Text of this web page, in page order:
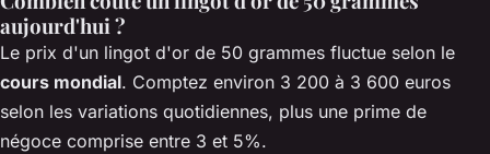
aujourd'hui ?
Le prix d'un lingot d'or de 50 grammes fluctue selon le
cours mondial. Comptez environ 3 200 à 3 600 euros
selon les variations quotidiennes, plus une prime de
négoce comprise entre 3 et 5%.